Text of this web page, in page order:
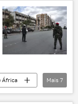
África
Mais 7